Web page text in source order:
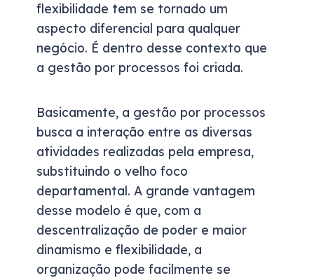
flexibilidade tem se tornado um
aspecto diferencial para qualquer
negócio. É dentro desse contexto que
a gestão por processos foi criada.
Basicamente, a gestão por processos
busca a interação entre as diversas
atividades realizadas pela empresa,
substituindo o velho foco
departamental. A grande vantagem
desse modelo é que, com a
descentralização de poder e maior
dinamismo e flexibilidade, a
organização pode facilmente se